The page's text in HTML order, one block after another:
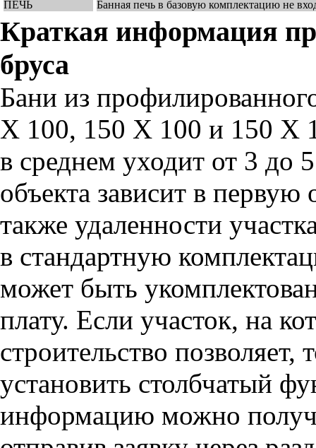
ПЕЧЬ
Банная печь в базовую комплектацию не
Краткая информация
бруса
Бани из
Х 100, 150 Х 100 и 150 Х
в среднем уходит от 3 до
объекта зависит в первую
также удаленности
в стандартную
может быть
плату. Если участок, на
строительство
установить столбчатый
информацию можно